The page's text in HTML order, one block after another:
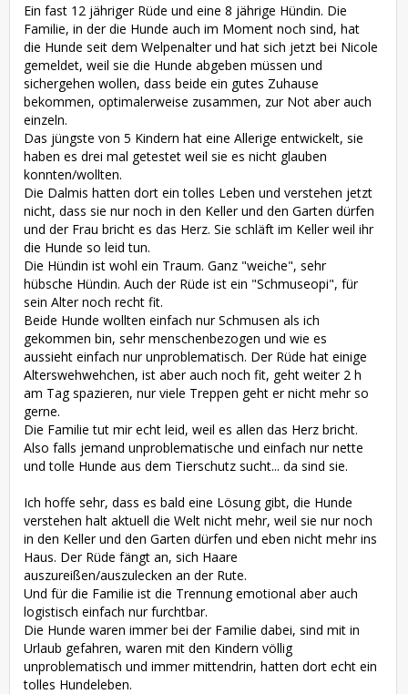
Ein fast 12 jähriger Rüde und eine 8 jährige Hündin. Die
Familie, in der die Hunde auch im Moment noch sind, hat
die Hunde seit dem Welpenalter und hat sich jetzt bei Nicole
gemeldet, weil sie die Hunde abgeben müssen und
sichergehen wollen, dass beide ein gutes Zuhause
bekommen, optimalerweise zusammen, zur Not aber auch
einzeln.
Das jüngste von 5 Kindern hat eine Allerige entwickelt, sie
haben es drei mal getestet weil sie es nicht glauben
konnten/wollten.
Die Dalmis hatten dort ein tolles Leben und verstehen jetzt
nicht, dass sie nur noch in den Keller und den Garten dürfen
und der Frau bricht es das Herz. Sie schläft im Keller weil ihr
die Hunde so leid tun.
Die Hündin ist wohl ein Traum. Ganz "weiche", sehr
hübsche Hündin. Auch der Rüde ist ein "Schmuseopi", für
sein Alter noch recht fit.
Beide Hunde wollten einfach nur Schmusen als ich
gekommen bin, sehr menschenbezogen und wie es
aussieht einfach nur unproblematisch. Der Rüde hat einige
Alterswehwehchen, ist aber auch noch fit, geht weiter 2 h
am Tag spazieren, nur viele Treppen geht er nicht mehr so
gerne.
Die Familie tut mir echt leid, weil es allen das Herz bricht.
Also falls jemand unproblematische und einfach nur nette
und tolle Hunde aus dem Tierschutz sucht... da sind sie.
Ich hoffe sehr, dass es bald eine Lösung gibt, die Hunde
verstehen halt aktuell die Welt nicht mehr, weil sie nur noch
in den Keller und den Garten dürfen und eben nicht mehr ins
Haus. Der Rüde fängt an, sich Haare
auszureißen/auszulecken an der Rute.
Und für die Familie ist die Trennung emotional aber auch
logistisch einfach nur furchtbar.
Die Hunde waren immer bei der Familie dabei, sind mit in
Urlaub gefahren, waren mit den Kindern völlig
unproblematisch und immer mittendrin, hatten dort echt ein
tolles Hundeleben.